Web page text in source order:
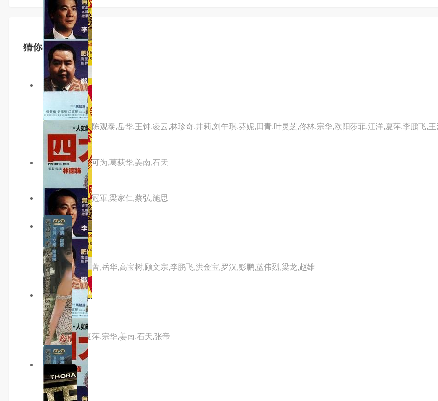
猜你喜欢
3.0分 已完结
主演：李修贤,陈观泰,岳华,王钟,凌云,林珍奇,井莉,刘午琪,芬妮,田青,叶灵芝,佟林,宗华,欧阳莎菲,江洋,夏萍,李鹏飞,王
主演：狄龙,程可为,葛荻华,姜南,石天
主演：傅声,戚冠軍,梁家仁,蔡弘,施思
7.0分 hd高清
飞燕金刀
主演：秦萍,唐菁,岳华,高宝树,顾文宗,李鹏飞,洪金宝,罗汉,彭鹏,蓝伟烈,梁龙,赵雄
10.0分 hd高清
牛鬼蛇神
主演：李菁,夏萍,宗华,姜南,石天,张帝
8.0分 hd高清
女人心